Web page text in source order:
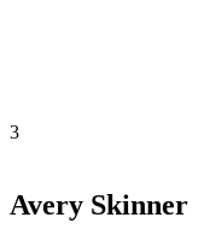
3
Avery Skinner